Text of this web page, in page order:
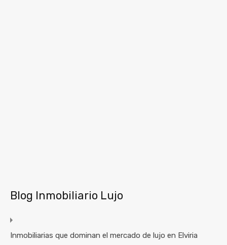
Blog Inmobiliario Lujo
Inmobiliarias que dominan el mercado de lujo en Elviria